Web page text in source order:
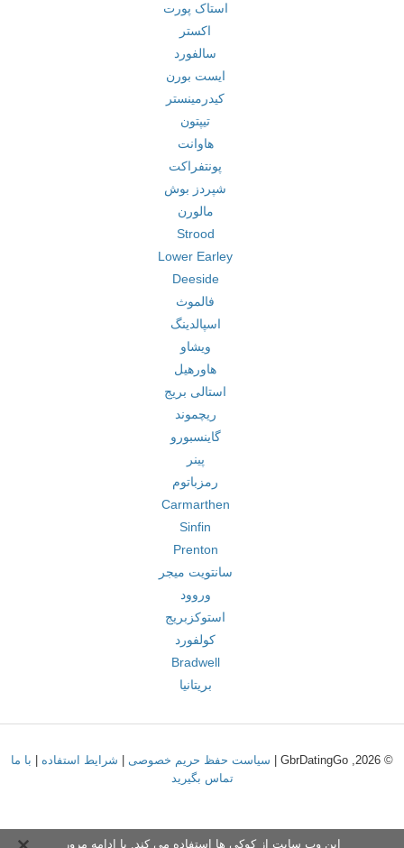
استاک پورت
اکستر
سالفورد
ایست بورن
کیدرمینستر
تیپتون
هاوانت
پونتفراکت
شپردز بوش
مالورن
Strood
Lower Earley
Deeside
فالموث
اسپالدینگ
ویشاو
هاورهیل
استالی بریج
ریچموند
گاینسبورو
پینر
رمزباتوم
Carmarthen
Sinfin
Prenton
سانتویت میجر
وروود
استوکزبریج
کولفورد
Bradwell
بریتانیا
© 2026, GbrDatingGo | سیاست حفظ حریم خصوصی شرایط استفاده
با ما
تماس بگیرید
این وب سایت از کوکی ها استفاده می کند. با ادامه مرور